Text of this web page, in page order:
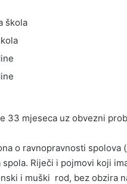
škola
33 mjeseca uz obvezni
o ravnopravnosti
Riječi i pojmovi koji
i muški rod, bez obzira